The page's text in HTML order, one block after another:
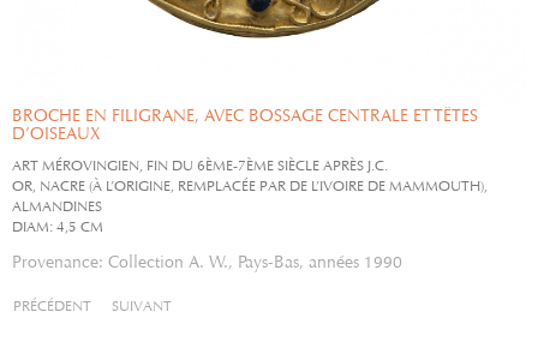
BROCHE EN FILIGRANE, AVEC BOSSAGE CENTRALE ET TÊTES
D’OISEAUX
ART MÉROVINGIEN, FIN DU 6ÈME-7ÈME SIÈCLE APRÈS J.C.
OR, NACRE (À L’ORIGINE, REMPLACÉE PAR DE L’IVOIRE DE MAMMOUTH),
ALMANDINES
DIAM: 4,5 CM
Provenance: Collection A. W., Pays-Bas, années 1990
PRÉCÉDENT SUIVANT